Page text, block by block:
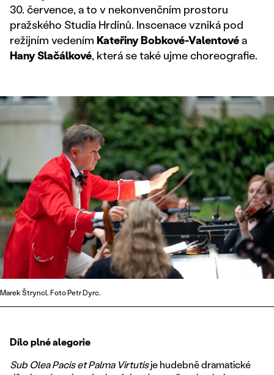
30. července, a to v nekonvenčním prostoru
pražského Studia Hrdinů. Inscenace vzniká pod
režijním vedením Kateřiny Bobkové-Valentovéa
Hany Slačálkové, která se také ujme choreografie.
Marek Štryncl. Foto Petr Dyrc.
Dílo plné alegorie
Sub Olea Pacis et Palma Virtutisje hudebně dramatické